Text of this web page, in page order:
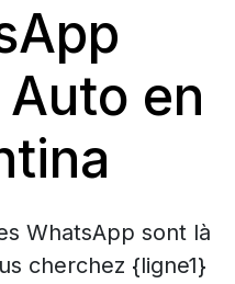
en
WhatsApp sont là
cherchez {ligne1}